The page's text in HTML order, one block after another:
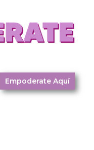
Empoderate Aquí